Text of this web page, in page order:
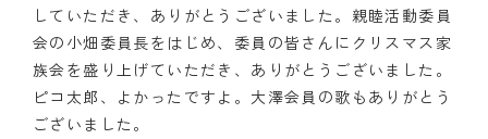
組織図
クラブのあゆみ
クラブの歴史
していただき、ありがとうございました。親睦活動委員
会の小畑委員長をはじめ、委員の皆さんにクリスマス家
族会を盛り上げていただき、ありがとうございました。
ピコ太郎、よかったですよ。大澤会員の歌もありがとう
ございました。